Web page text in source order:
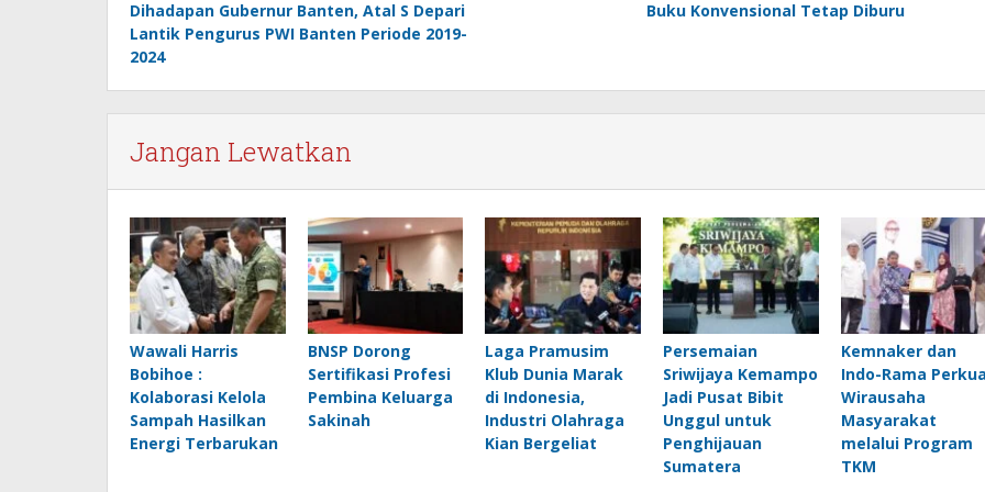
pos
Dihadapan Gubernur Banten, Atal S Depari
Lantik Pengurus PWI Banten Periode 2019-
2024
Buku Konvensional Tetap Diburu
Jangan Lewatkan
Wawali Harris
Bobihoe :
Kolaborasi Kelola
Sampah Hasilkan
Energi Terbarukan
BNSP Dorong
Sertifikasi Profesi
Pembina Keluarga
Sakinah
Laga Pramusim
Klub Dunia Marak
di Indonesia,
Industri Olahraga
Kian Bergeliat
Persemaian
Sriwijaya Kemampo
Jadi Pusat Bibit
Unggul untuk
Penghijauan
Sumatera
Kemnaker dan
Indo-Rama
Wirausaha
Masyarakat
melalui Program
TKM